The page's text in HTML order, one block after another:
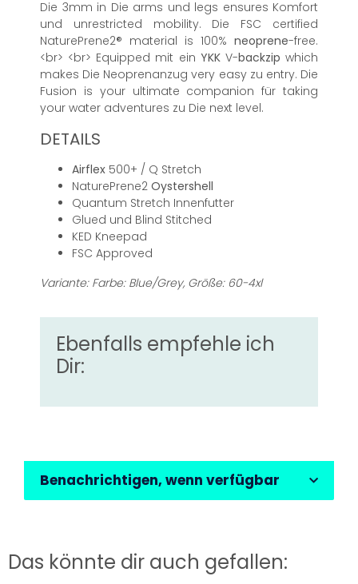
Die 3mm in Die arms und legs ensures Komfort
und unrestricted mobility. Die FSC certified
NaturePrene2® material is 100% neoprene-free.
<br> <br> Equipped mit ein YKKV-backzip which
makes Die Neoprenanzug very easy zu entry. Die
Fusion is your ultimate companion für taking
your water adventures zu Die next level.
DETAILS
Airflex 500+ / Q Stretch
NaturePrene2 Oystershell
Quantum Stretch Innenfutter
Glued und Blind Stitched
KED Kneepad
FSC Approved
Variante: Farbe: Blue/Grey, Größe: 60-4xl
Ebenfalls empfehle ich
Dir:
Benachrichtigen, wenn verfügbar
Das könnte dir auch gefallen: